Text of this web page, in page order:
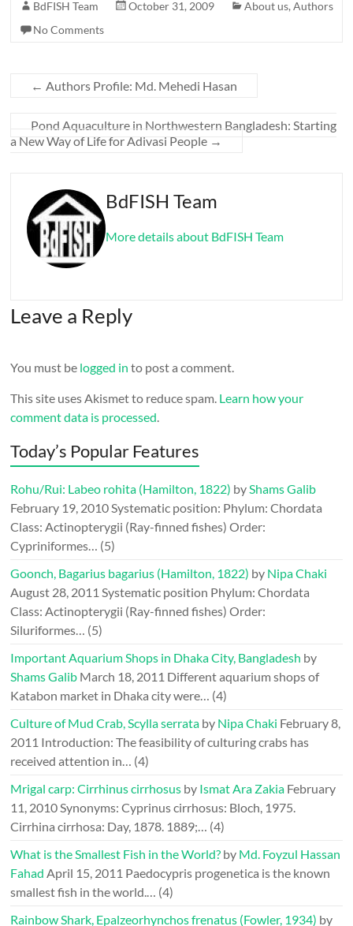
BdFISH Team October 31, 2009 About us,Authors
No Comments
← Authors Profile: Md. Mehedi Hasan
Pond Aquaculture in Northwestern Bangladesh: Starting
a New Way of Life for Adivasi People →
BdFISH Team
More details about BdFISH Team
Leave a Reply
You must be logged in to post a comment.
This site uses Akismet to reduce spam. Learn how your
comment data is processed.
Today’s Popular Features
Rohu/Rui: Labeo rohita (Hamilton, 1822) byShams Galib
February 19, 2010Systematic position: Phylum: Chordata
Class: Actinopterygii (Ray-finned fishes) Order:
Cypriniformes… (5)
Goonch, Bagarius bagarius (Hamilton, 1822) by Nipa Chaki
August 28, 2011 Systematic position Phylum: Chordata
Class: Actinopterygii (Ray-finned fishes) Order:
Siluriformes… (5)
Important Aquarium Shops in Dhaka City, Bangladesh by
Shams Galib March 18, 2011 Different aquarium shops of
Katabon market in Dhaka city were… (4)
Culture of Mud Crab, Scylla serrata by Nipa Chaki February 8,
2011 Introduction: The feasibility of culturing crabs has
received attention in… (4)
Mrigal carp: Cirrhinus cirrhosus by Ismat Ara Zakia February
11, 2010Synonyms: Cyprinus cirrhosus: Bloch, 1975.
Cirrhina cirrhosa: Day, 1878. 1889;… (4)
What is the Smallest Fish in the World? by Md. Foyzul Hassan
Fahad April 15, 2011 Paedocypris progenetica is the known
smallest fish in the world.… (4)
Rainbow Shark, Epalzeorhynchos frenatus (Fowler, 1934) by